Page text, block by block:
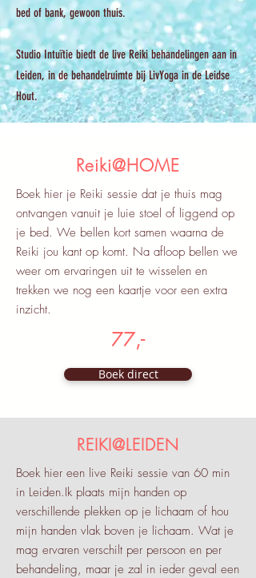
bed of bank, gewoon thuis.
Studio Intuïtie biedt de live Reiki behandelingen aan in
Leiden, in de behandelruimte bij LivYoga in de Leidse
Hout.​​​​​​
STUDIO INTUITIE
Reiki@HOME
Boek hier je Reiki sessie dat je thuis mag
ontvangen vanuit je luie stoel of liggend op
je bed. We bellen kort samen waarna de
Reiki jou kant op komt. Na afloop bellen we
weer om ervaringen uit te wisselen en
trekken we nog een kaartje voor een extra
inzicht.
77,-
Boek direct
REIKI@LEIDEN
Boek hier een live Reiki sessie van 60 min
in Leiden.Ik plaats mijn handen op
verschillende plekken op je lichaam of hou
mijn handen vlak boven je lichaam. Wat je
mag ervaren verschilt per persoon en per
behandeling, maar je zal in ieder geval een